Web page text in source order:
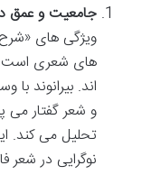
جامعیت و عمق
ویژگی های
های شعری است
اند. بیرانوند
و شعر گفتار می
تحلیل می کند.
نوگرایی در